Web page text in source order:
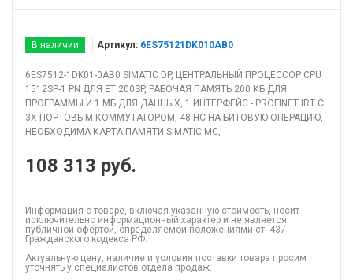
В наличии Артикул: 6ES75121DK010AB0
6ES7512-1DK01-0AB0 SIMATIC DP, ЦЕНТРАЛЬНЫЙ ПРОЦЕССОР CPU
1512SP-1 PN ДЛЯ ET 200SP, РАБОЧАЯ ПАМЯТЬ 200 КБ ДЛЯ
ПРОГРАММЫ И 1 МБ ДЛЯ ДАННЫХ, 1 ИНТЕРФЕЙС - PROFINET IRT С
3Х-ПОРТОВЫМ КОММУТАТОРОМ, 48 НС НА БИТОВУЮ ОПЕРАЦИЮ,
НЕОБХОДИМА КАРТА ПАМЯТИ SIMATIC MC,
108 313 руб.
Информация о товаре, включая указанную стоимость, носит
исключительно информационный характер и не является
публичной офертой, определяемой положениями ст. 437
Гражданского кодекса РФ.
Актуальную цену, наличие и условия поставки товара просим
уточнять у специалистов отдела продаж.